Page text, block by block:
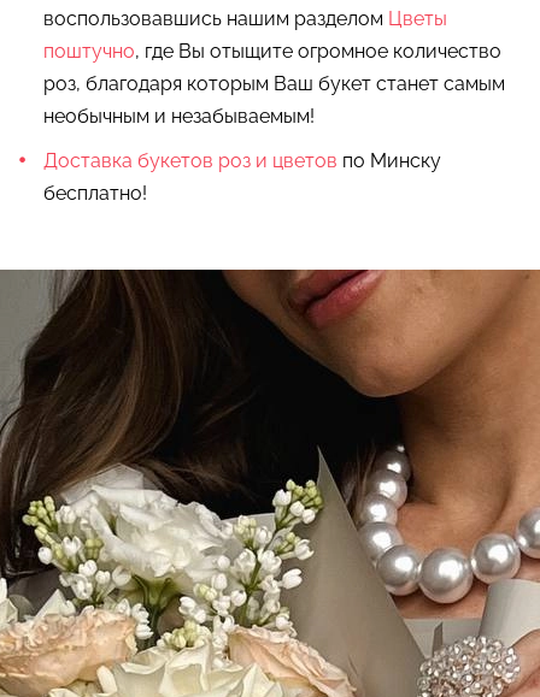
воспользовавшись нашим разделом Цветы
поштучно, где Вы отыщите огромное количество
роз, благодаря которым Ваш букет станет самым
необычным и незабываемым!
Доставка букетов роз и цветов по Минску
бесплатно!